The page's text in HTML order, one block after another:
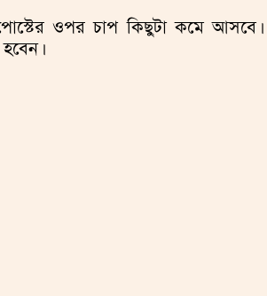
ওপর চাপ কিছুটা কমে আসবে।